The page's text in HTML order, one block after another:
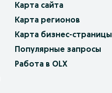
Карта сайта
Карта регионов
Карта бизнес-страницы
Популярные запросы
Работа в OLX